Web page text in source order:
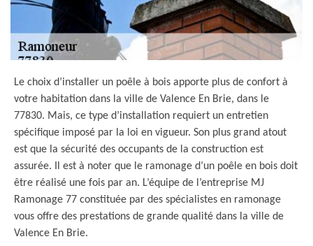
Le choix d’installer un poêle à bois apporte plus de confort à
votre habitation dans la ville de Valence En Brie, dans le
77830. Mais, ce type d’installation requiert un entretien
spécifique imposé par la loi en vigueur. Son plus grand atout
est que la sécurité des occupants de la construction est
assurée. Il est à noter que le ramonage d’un poêle en bois doit
être réalisé une fois par an. L’équipe de l’entreprise MJ
Ramonage 77 constituée par des spécialistes en ramonage
vous offre des prestations de grande qualité dans la ville de
Valence En Brie.